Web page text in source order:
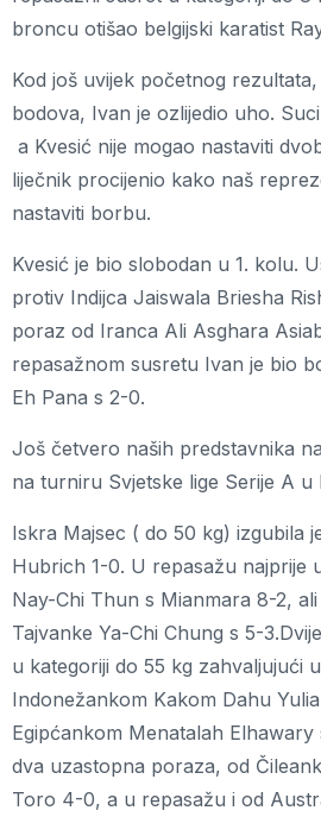
broncu otišao belgijski karatist
Kod još uvijek početnog
bodova, Ivan je ozlijedio uho.
a Kvesić nije mogao nastaviti
liječnik procijenio kako naš
nastaviti borbu.
Kvesić je bio slobodan u 1. kolu.
protiv Indijca Jaiswala Briesha
poraz od Iranca Ali Asghara
repasažnom susretu Ivan je bio
Eh Pana s 2-0.
Još četvero naših predstavnika
na turniru Svjetske lige Serije A u
Iskra Majsec ( do 50 kg) izgubila
Hubrich 1-0. U repasažu najprije
Nay-Chi Thun s Mianmara 8-2,
Tajvanke Ya-Chi Chung s 5-
u kategoriji do 55 kg zahvaljujući
Indonežankom Kakom Dahu
Egipćankom Menatalah
dva uzastopna poraza, od
Toro 4-0, a u repasažu i od